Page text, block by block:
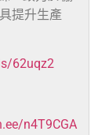
提升生產
62uqz2
n4T9CGA